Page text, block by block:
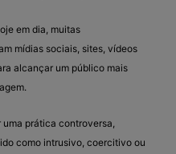
em dia, muitas
mídias sociais, sites, vídeos
alcançar um público mais
prática controversa,
como intrusivo, coercitivo ou